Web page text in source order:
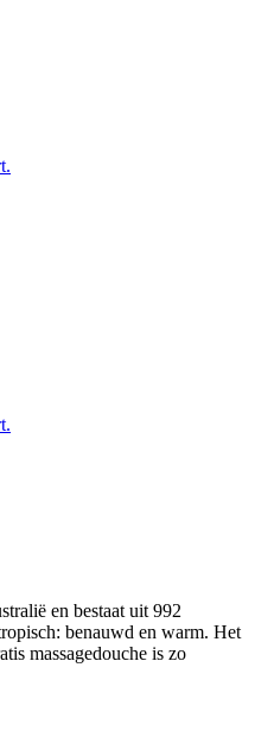
en bestaat uit 992
benauwd en warm. Het
massagedouche is zo